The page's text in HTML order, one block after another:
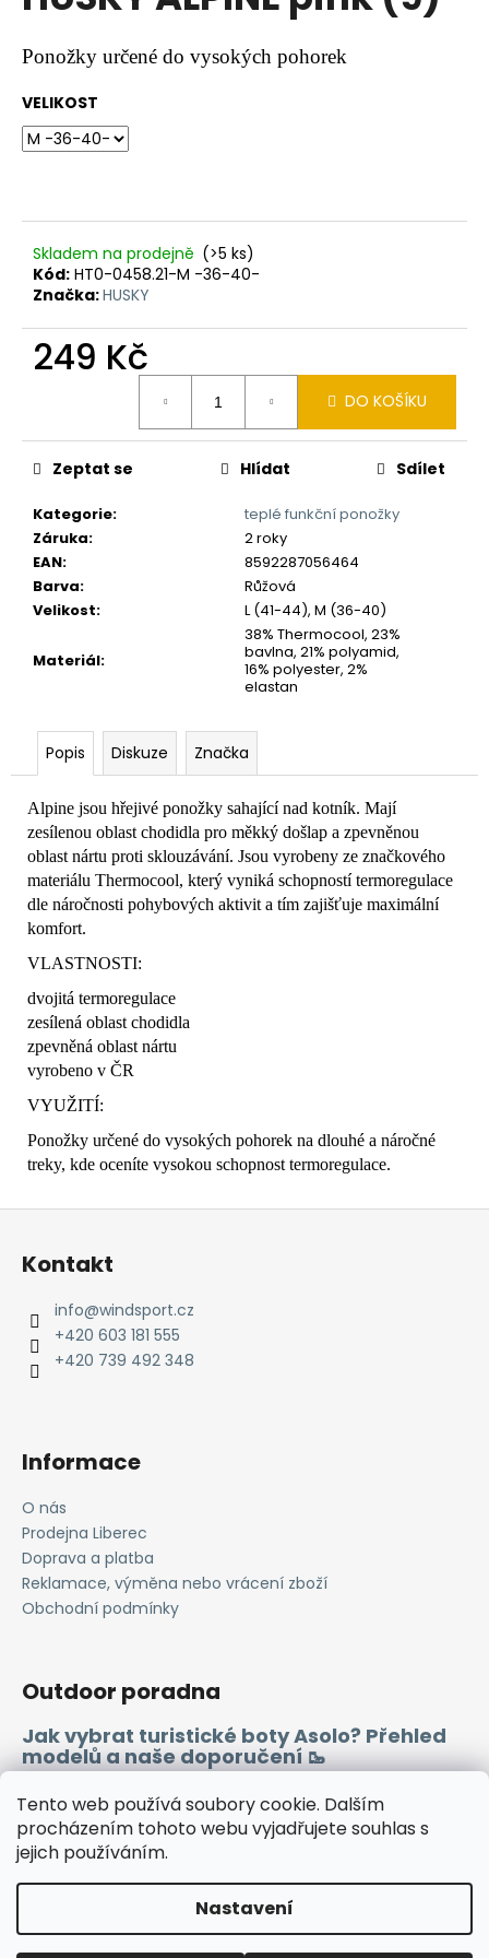
Tento web používá soubory cookie. Dalším
procházením tohoto webu vyjadřujete souhlas s
jejich používáním.
Nastavení
z
5
Ponožky určené do vysokých pohorek
VELIKOST
Skladem na prodejně (>5 ks)
Kód: HT0-0458.21-M -36-40-
Značka:HUSKY
249 Kč
DO KOŠÍKU
Kategorie:
teplé funkční ponožky
Záruka:
2 roky
EAN:
8592287056464
Barva:
Růžová
Velikost: L (41-44), M (36-40)
Materiál:
38% Thermocool, 23%
bavlna, 21% polyamid,
16% polyester, 2%
elastan
Zeptat se Hlídat Sdílet
Popis Diskuze Značka
Alpine jsou hřejivé ponožky sahající nad kotník. Mají
zesílenou oblast chodidla pro měkký došlap a zpevněnou
oblast nártu proti sklouzávání. Jsou vyrobeny ze značkového
materiálu Thermocool, který vyniká schopností termoregulace
dle náročnosti pohybových aktivit a tím zajišťuje maximální
komfort.
VLASTNOSTI:
dvojitá termoregulace
zesílená oblast chodidla
zpevněná oblast nártu
vyrobeno v ČR
VYUŽITÍ:
Ponožky určené do vysokých pohorek na dlouhé a náročné
treky, kde oceníte vysokou schopnost termoregulace.
j
t
?
HLEDAT
D
o
r
u
u
e
m
e
Z
Kontakt
info@windsport.cz
+420 603 181 555
+420 739 492 348
Informace
O nás
Prodejna Liberec
Doprava a platba
Reklamace, výměna nebo vrácení zboží
Obchodní podmínky
Outdoor poradna
Jak vybrat turistické boty Asolo? Přehled
modelů a naše doporučení 🥾